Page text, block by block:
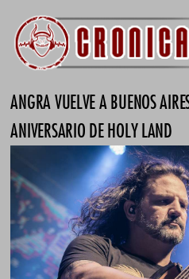
ANGRA VUELVE A BUENOS
ANIVERSARIO DE HOLY LAND